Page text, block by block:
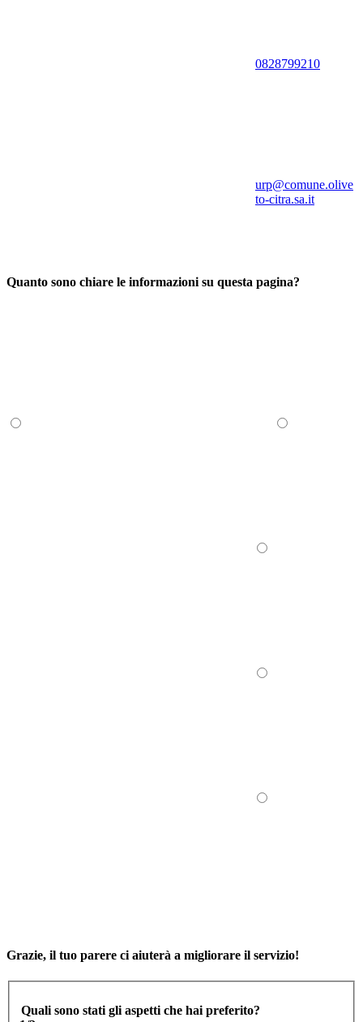
0828799210
urp@comune.olive
to-citra.sa.it
Quanto sono chiare le informazioni su questa pagina?
Grazie, il tuo parere ci aiuterà a migliorare il servizio!
Quali sono stati gli aspetti che hai preferito?